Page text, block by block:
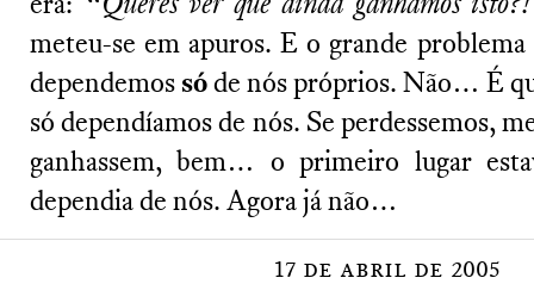
meteu-se em apuros. E o grande problema
dependemos sóde nós próprios. Não… É
só dependíamos de nós. Se perdessemos,
ganhassem, bem… o primeiro lugar
dependia de nós. Agora já não…
17 de abril de 2005